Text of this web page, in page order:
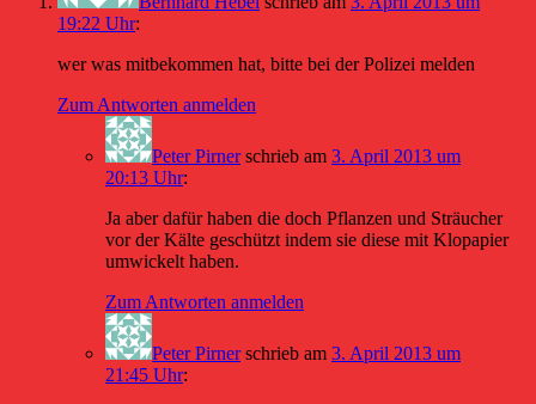
19:22 Uhr:
wer was mitbekommen hat, bitte bei der Polizei melden
Zum Antworten anmelden
Peter Pirner schrieb am 3. April 2013 um
20:13 Uhr:
Ja aber dafür haben die doch Pflanzen und Sträucher
vor der Kälte geschützt indem sie diese mit Klopapier
umwickelt haben.
Zum Antworten anmelden
Peter Pirner schrieb am 3. April 2013 um
21:45 Uhr: